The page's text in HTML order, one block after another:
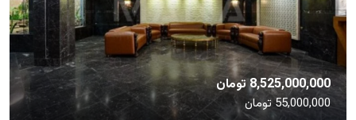
8,525,000,000 تومان
55,000,000 تومان